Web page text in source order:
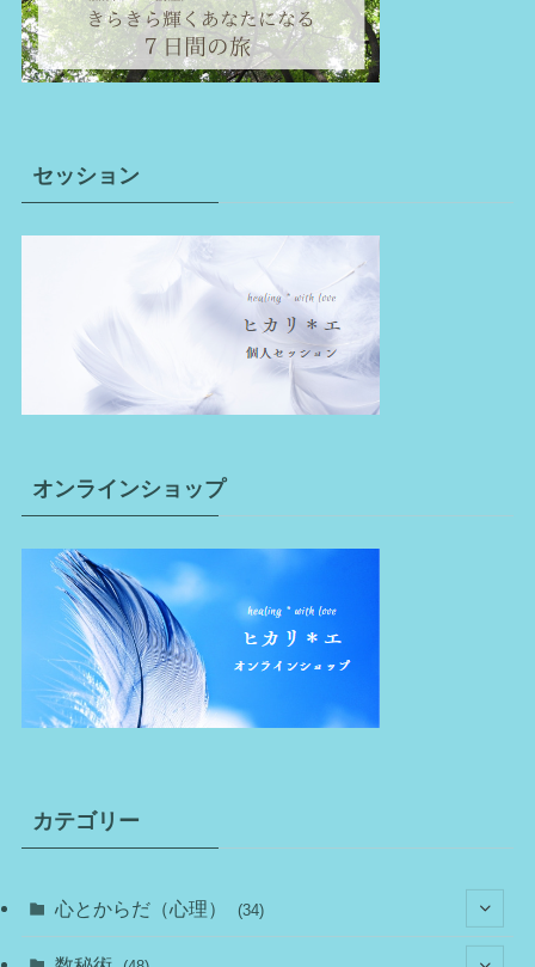
セッション
オンラインショップ
カテゴリー
心とからだ（心理） (34)